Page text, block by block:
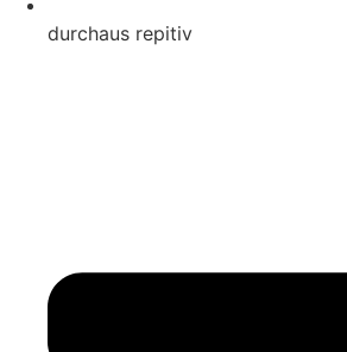
durchaus repitiv